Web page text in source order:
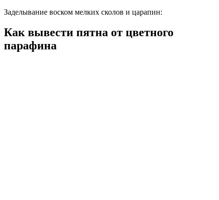
Заделывание воском мелких сколов и царапин:
Как вывести пятна от цветного
парафина